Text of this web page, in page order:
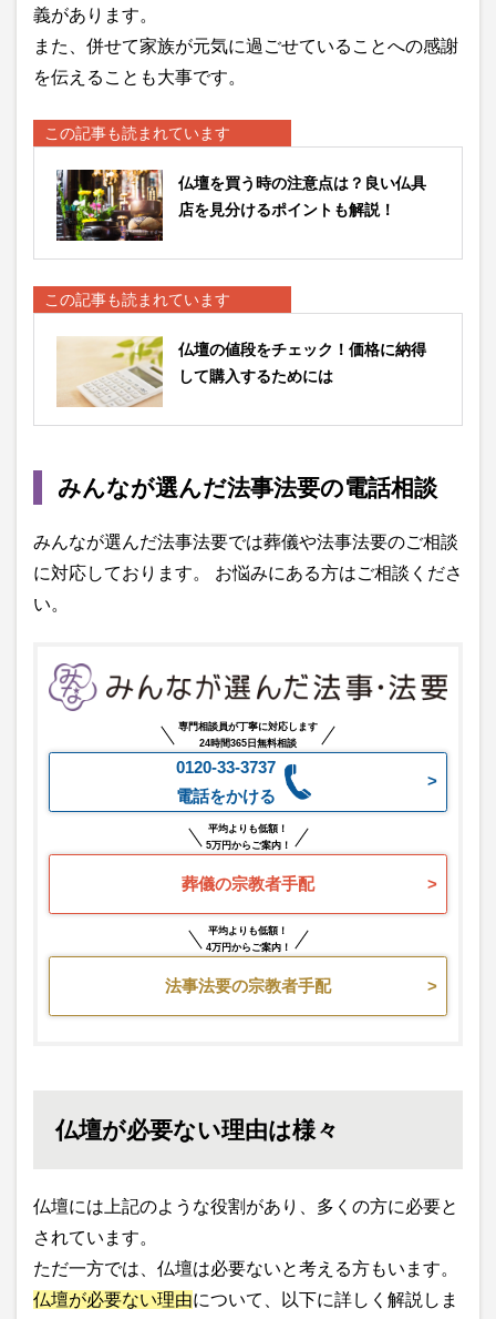
義があります。
また、併せて家族が元気に過ごせていることへの感謝
を伝えることも大事です。
この記事も読まれています
仏壇を買う時の注意点は？良い仏具
店を見分けるポイントも解説！
この記事も読まれています
仏壇の値段をチェック！価格に納得
して購入するためには
みんなが選んだ法事法要の電話相談
みんなが選んだ法事法要では葬儀や法事法要のご相談
に対応しております。 お悩みにある方はご相談くださ
い。
専門相談員が丁寧に対応します
24時間365日無料相談
0120-33-3737
電話をかける
平均よりも低額！
5万円からご案内！
葬儀の宗教者手配
平均よりも低額！
4万円からご案内！
法事法要の宗教者手配
仏壇が必要ない理由は様々
仏壇には上記のような役割があり、多くの方に必要と
されています。
ただ一方では、仏壇は必要ないと考える方もいます。
仏壇が必要ない理由について、以下に詳しく解説しま